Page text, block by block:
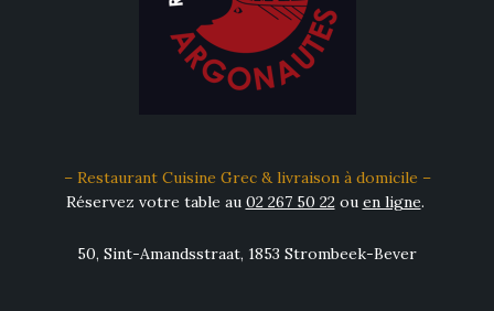
– Restaurant Cuisine Grec & livraison à domicile –
Réservez votre table au 02 267 50 22ou en ligne.
50, Sint-Amandsstraat, 1853 Strombeek-Bever